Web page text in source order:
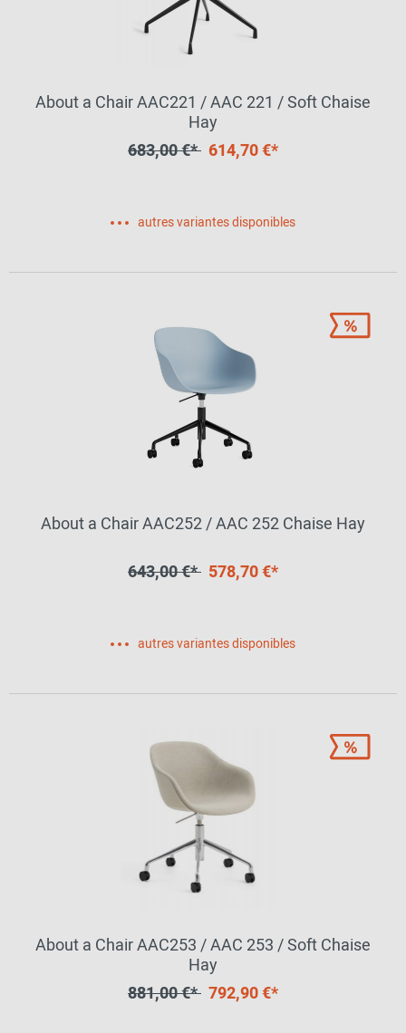
About a Chair AAC221 / AAC 221 / Soft Chaise
Hay
683,00 €* 614,70 €*
autres variantes disponibles
About a Chair AAC252 / AAC 252 Chaise Hay
643,00 €* 578,70 €*
autres variantes disponibles
About a Chair AAC253 / AAC 253 / Soft Chaise
Hay
881,00 €* 792,90 €*